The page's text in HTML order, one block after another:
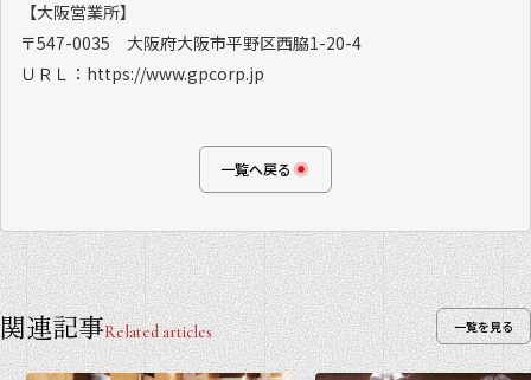
【大阪営業所】
〒547-0035 大阪府大阪市平野区西脇1-20-4
ＵＲＬ：https://www.gpcorp.jp
一覧へ戻る
関連記事Related articles 一覧を見る